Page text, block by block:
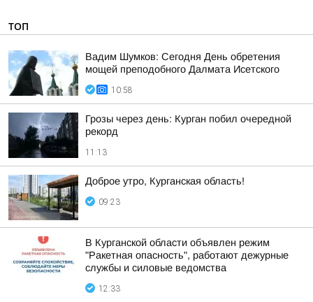
ТОП
Вадим Шумков: Сегодня День обретения
мощей преподобного Далмата Исетского
10:58
Грозы через день: Курган побил очередной
рекорд
11:13
Доброе утро, Курганская область!
09:23
В Курганской области объявлен режим
"Ракетная опасность", работают дежурные
службы и силовые ведомства
12:33